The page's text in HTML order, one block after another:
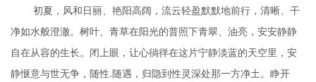
初夏，风和日丽、艳阳高阔，流云轻盈默默地前行，清晰、干
净如水般澄澈。树叶、青草在阳光的普照下青翠、油亮，安安静静
自在从容的生长。闭上眼，让心徜徉在这片宁静淡蓝的天空里，安
静惬意与世无争，随性.随遇，归隐到性灵深处那一方净土。睁开